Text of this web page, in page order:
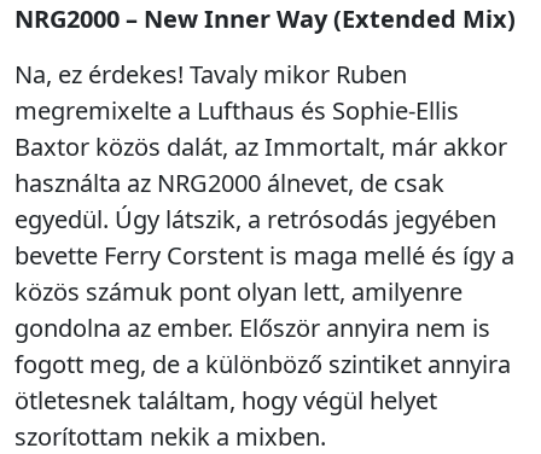
NRG2000 – New Inner Way (Extended Mix)
Na, ez érdekes! Tavaly mikor Ruben
megremixelte a Lufthaus és Sophie-Ellis
Baxtor közös dalát, az Immortalt, már akkor
használta az NRG2000 álnevet, de csak
egyedül. Úgy látszik, a retrósodás jegyében
bevette Ferry Corstent is maga mellé és így a
közös számuk pont olyan lett, amilyenre
gondolna az ember. Először annyira nem is
fogott meg, de a különböző szintiket annyira
ötletesnek találtam, hogy végül helyet
szorítottam nekik a mixben.